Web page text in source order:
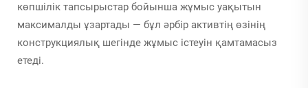
көпшілік тапсырыстар бойынша жұмыс уақытын
максималды ұзартады — бұл әрбір активтің өзінің
конструкциялық шегінде жұмыс істеуін қамтамасыз
етеді.